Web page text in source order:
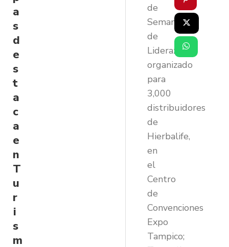
a
s
d
e
s
t
a
c
a
e
n
T
u
r
i
s
m
de
Semana
de
Liderazgo”
organizado
para
3,000
distribuidores
de
Hierbalife,
en
el
Centro
de
Convenciones
Expo
Tampico;